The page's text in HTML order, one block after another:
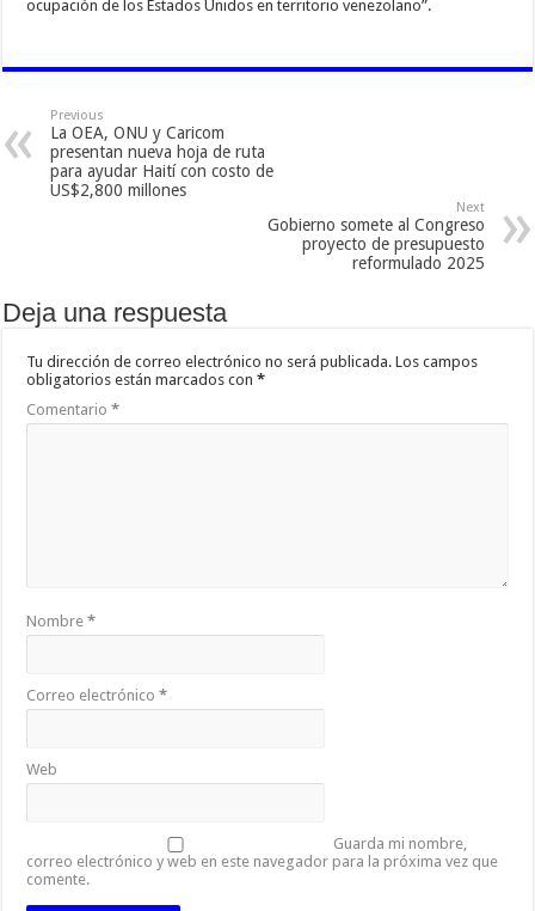
ocupación de los Estados Unidos en territorio venezolano”.
Previous
La OEA, ONU y Caricom
presentan nueva hoja de ruta
para ayudar Haití con costo de
US$2,800 millones
Next
Gobierno somete al Congreso
proyecto de presupuesto
reformulado 2025
Deja una respuesta
Tu dirección de correo electrónico no será publicada. Los campos
obligatorios están marcados con*
Comentario*
Nombre*
Correo electrónico*
Web
Guarda mi nombre,
correo electrónico y web en este navegador para la próxima vez que
comente.